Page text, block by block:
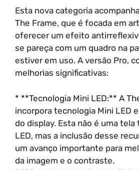
Esta nova categoria
The Frame, que é focada em
oferecer um efeito
se pareça com um quadro na
estiver em uso. A versão Pro,
melhorias significativas:
* **Tecnologia Mini LED:** A
incorpora tecnologia Mini LED
do display. Esta não é uma tela
LED, mas a inclusão desse
um avanço importante para
da imagem e o contraste.